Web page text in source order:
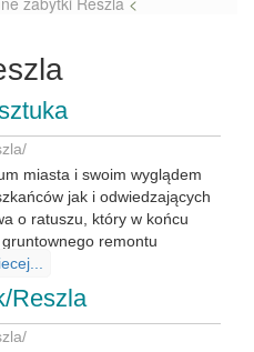
/
miasta i swoim wyglądem
jak i odwiedzających
o ratuszu, który w końcu
remontu
Reszla
/